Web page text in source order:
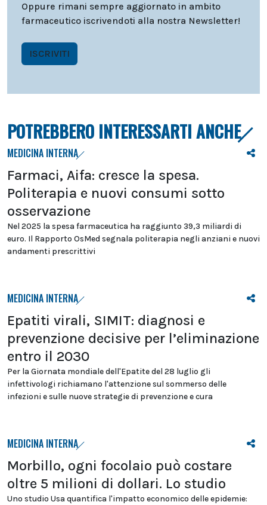
Oppure rimani sempre aggiornato in ambito
farmaceutico iscrivendoti alla nostra Newsletter!
ISCRIVITI
POTREBBERO INTERESSARTI ANCHE
MEDICINA INTERNA
Farmaci, Aifa: cresce la spesa.
Politerapia e nuovi consumi sotto
osservazione
Nel 2025 la spesa farmaceutica ha raggiunto 39,3 miliardi di
euro. Il Rapporto OsMed segnala politerapia negli anziani e nuovi
andamenti prescrittivi
MEDICINA INTERNA
Epatiti virali, SIMIT: diagnosi e
prevenzione decisive per l’eliminazione
entro il 2030
Per la Giornata mondiale dell'Epatite del 28 luglio gli
infettivologi richiamano l'attenzione sul sommerso delle
infezioni e sulle nuove strategie di prevenzione e cura
MEDICINA INTERNA
Morbillo, ogni focolaio può costare
oltre 5 milioni di dollari. Lo studio
Uno studio Usa quantifica l'impatto economico delle epidemie: